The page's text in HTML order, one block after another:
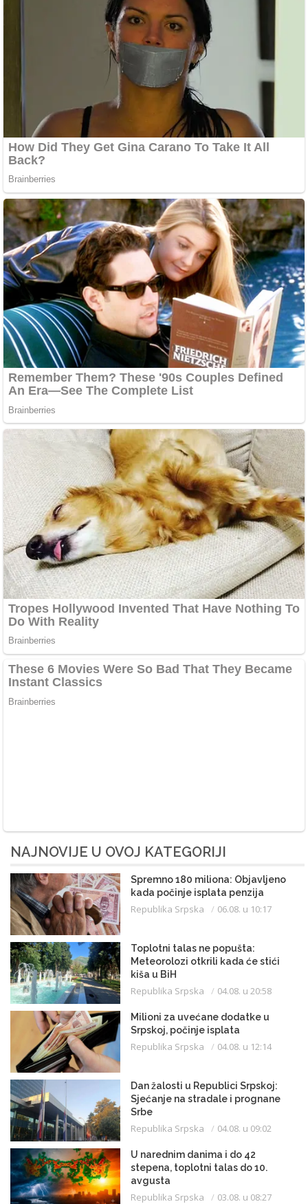
NAJNOVIJE U OVOJ KATEGORIJI
Spremno 180 miliona: Objavljeno
kada počinje isplata penzija
Republika Srpska 06.08. u 10:17
Toplotni talas ne popušta:
Meteorolozi otkrili kada će stići
kiša u BiH
Republika Srpska 04.08. u 20:58
Milioni za uvećane dodatke u
Srpskoj, počinje isplata
Republika Srpska 04.08. u 12:14
Dan žalosti u Republici Srpskoj:
Sjećanje na stradale i prognane
Srbe
Republika Srpska 04.08. u 09:02
U narednim danima i do 42
stepena, toplotni talas do 10.
avgusta
Republika Srpska 03.08. u 08:27